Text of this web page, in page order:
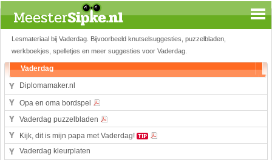
Spelen en leren
Aardrijkskunde
Biologie
Engels
Geloof
Geschiedenis
Internetopdrachten
Kinder-/Jeugdboeken
Lesmateriaal bij Vaderdag. Bijvoorbeeld knutselsuggesties, puzzelbladen,
werkboekjes, spelletjes en meer suggesties voor Vaderdag.
Vaderdag
Diplomamaker.nl
Opa en oma bordspel
Vaderdag puzzelbladen
Kijk, dit is mijn papa met Vaderdag!
Vaderdag kleurplaten